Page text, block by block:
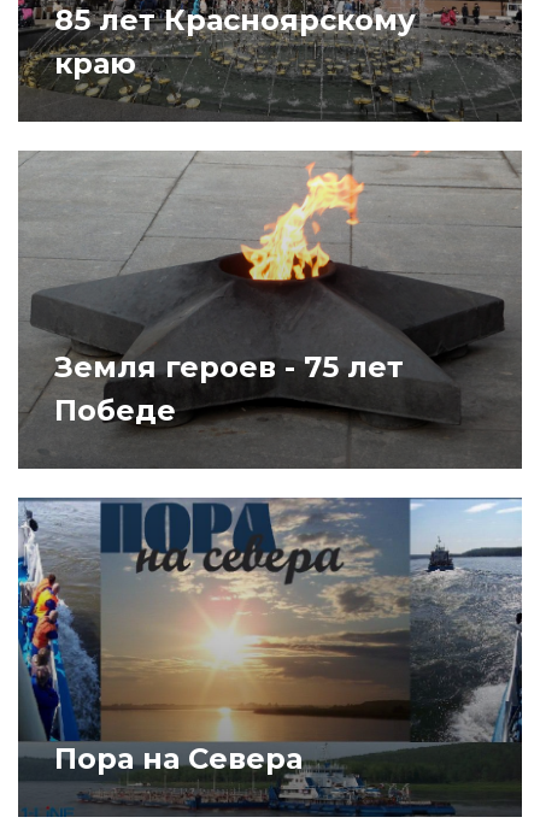
85 лет Красноярскому
краю
Земля героев - 75 лет
Победе
Пора на Севера